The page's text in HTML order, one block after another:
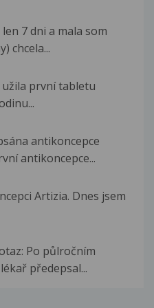
7 dni a mala som
chcela...
první tabletu
antikoncepce
antikoncepce...
Artizia. Dnes jsem
Po půlročním
předepsal...